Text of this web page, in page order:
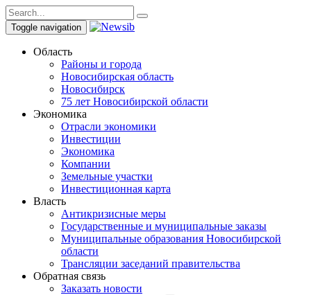
Toggle navigation
Область
Районы и города
Новосибирская область
Новосибирск
75 лет Новосибирской области
Экономика
Отрасли экономики
Инвестиции
Экономика
Компании
Земельные участки
Инвестиционная карта
Власть
Антикризисные меры
Государственные и муниципальные заказы
Муниципальные образования Новосибирской
области
Трансляции заседаний правительства
Обратная связь
Заказать новости